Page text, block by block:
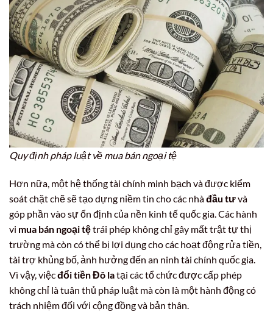
Quy định pháp luật về mua bán ngoại tệ
Hơn nữa, một hệ thống tài chính minh bạch và được kiểm
soát chặt chẽ sẽ tạo dựng niềm tin cho các nhàđầu tưvà
góp phần vào sự ổn định của nền kinh tế quốc gia. Các hành
vi mua bán ngoại tệtrái phép không chỉ gây mất trật tự thị
trường mà còn có thể bị lợi dụng cho các hoạt động rửa tiền,
tài trợ khủng bố, ảnh hưởng đến an ninh tài chính quốc gia.
Vì vậy, việcđổi tiền Đô latại các tổ chức được cấp phép
không chỉ là tuân thủ pháp luật mà còn là một hành động có
trách nhiệm đối với cộng đồng và bản thân.